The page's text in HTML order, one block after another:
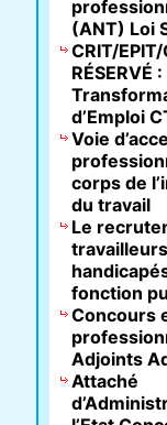
(ANT) Loi
CRIT/
RÉSERVÉ
d’Emploi
Voie
corps de
du travail
Le
travailleurs
fonction
Concours
Adjoints
Attaché